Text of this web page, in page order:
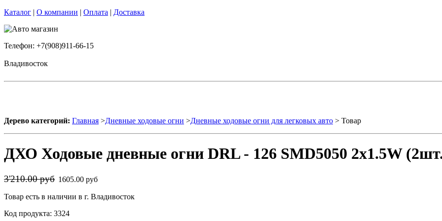
Каталог | О компании | Оплата | Доставка
Телефон: +7(908)911-66-15
Владивосток
Дерево категорий: Главная >Дневные ходовые огни >Дневные ходовые огни для легковых авто > Товар
ДХО Ходовые дневные огни DRL - 126 SMD5050 2x1.5W
3'210.00 руб 1605.00 руб
Товар есть в наличии в г. Владивосток
Код продукта: 3324